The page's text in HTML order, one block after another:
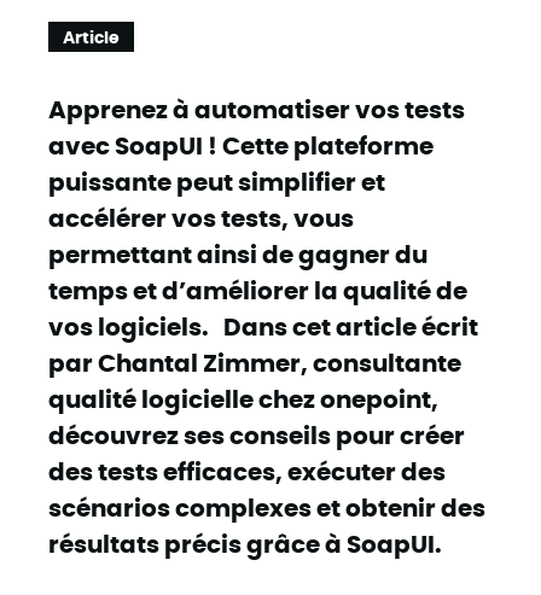
Article
Apprenez à automatiser vos tests
avec SoapUI ! Cette plateforme
puissante peut simplifier et
accélérer vos tests, vous
permettant ainsi de gagner du
temps et d’améliorer la qualité de
vos logiciels. Dans cet article écrit
par Chantal Zimmer, consultante
qualité logicielle chez onepoint,
découvrez ses conseils pour créer
des tests efficaces, exécuter des
scénarios complexes et obtenir des
résultats précis grâce à SoapUI.